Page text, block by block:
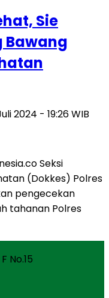
Sie
Bawang
2024 - 19:26 WIB
Seksi
(Dokkes) Polres
pengecekan
tahanan Polres
No.15